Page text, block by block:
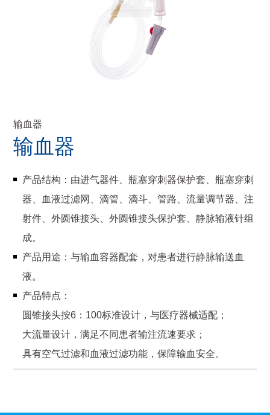
输血器
输血器
产品结构：由进气器件、瓶塞穿刺器保护套、瓶塞穿刺
器、血液过滤网、滴管、滴斗、管路、流量调节器、注
射件、外圆锥接头、外圆锥接头保护套、静脉输液针组
成。
产品用途：与输血容器配套，对患者进行静脉输送血
液。
产品特点：
圆锥接头按6：100标准设计，与医疗器械适配；
大流量设计，满足不同患者输注流速要求；
具有空气过滤和血液过滤功能，保障输血安全。